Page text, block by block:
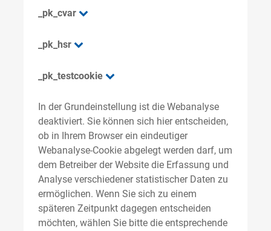
_pk_cvar
_pk_hsr
_pk_testcookie
In der Grundeinstellung ist die Webanalyse
deaktiviert. Sie können sich hier entscheiden,
ob in Ihrem Browser ein eindeutiger
Webanalyse-Cookie abgelegt werden darf, um
dem Betreiber der Website die Erfassung und
Analyse verschiedener statistischer Daten zu
ermöglichen. Wenn Sie sich zu einem
späteren Zeitpunkt dagegen entscheiden
möchten, wählen Sie bitte die entsprechende